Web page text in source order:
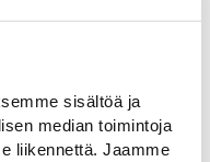
sisältöä ja
median toimintoja
liikennettä. Jaamme